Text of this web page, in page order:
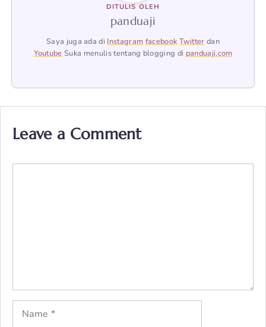
DITULIS OLEH
panduaji
Saya juga ada di Instagram facebook Twitter dan
Youtube Suka menulis tentang blogging di panduaji.com
Leave a Comment
Name